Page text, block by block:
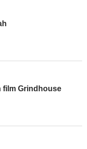
film Grindhouse